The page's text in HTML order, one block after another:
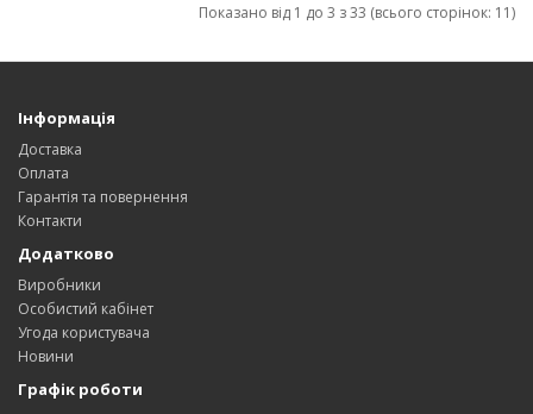
Показано від 1 до 3 з 33 (всього сторінок: 11)
Інформація
Доставка
Оплата
Гарантія та повернення
Контакти
Додатково
Виробники
Особистий кабінет
Угода користувача
Новини
Графік роботи